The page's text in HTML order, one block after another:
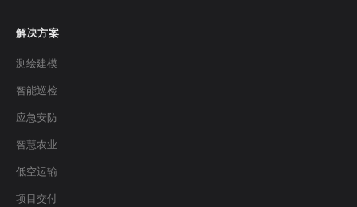
解决方案
测绘建模
智能巡检
应急安防
智慧农业
低空运输
项目交付